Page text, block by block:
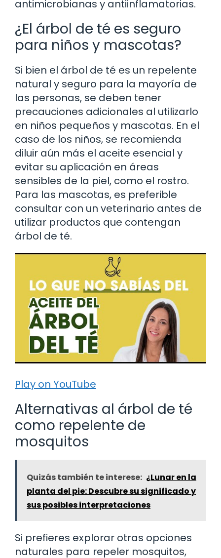
antimicrobianas y antiinflamatorias.
¿El árbol de té es seguro
para niños y mascotas?
Si bien el árbol de té es un repelente
natural y seguro para la mayoría de
las personas, se deben tener
precauciones adicionales al utilizarlo
en niños pequeños y mascotas. En el
caso de los niños, se recomienda
diluir aún más el aceite esencial y
evitar su aplicación en áreas
sensibles de la piel, como el rostro.
Para las mascotas, es preferible
consultar con un veterinario antes de
utilizar productos que contengan
árbol de té.
Play on YouTube
Alternativas al árbol de té
como repelente de
mosquitos
Quizás también te interese: ¿Lunar en la
planta del pie: Descubre su significado y
sus posibles interpretaciones
Si prefieres explorar otras opciones
naturales para repeler mosquitos,